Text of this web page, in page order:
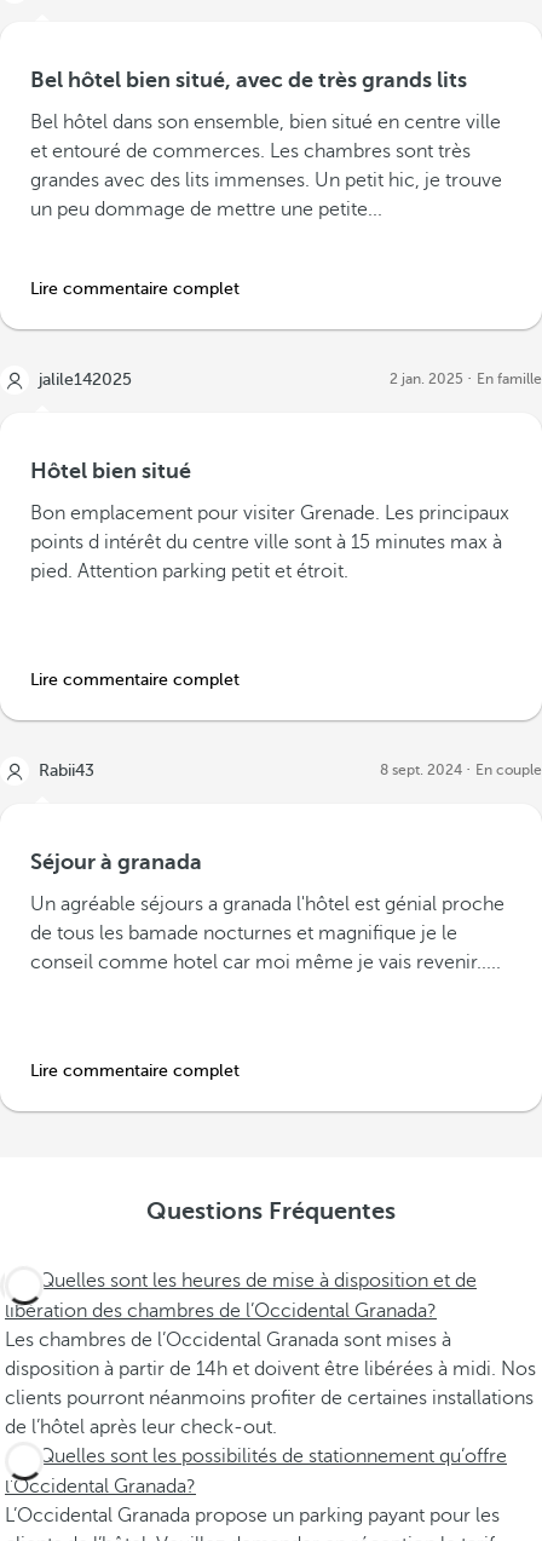
Bel hôtel bien situé, avec de très grands lits
Bel hôtel dans son ensemble, bien situé en centre ville
et entouré de commerces. Les chambres sont très
grandes avec des lits immenses. Un petit hic, je trouve
un peu dommage de mettre une petite...
Lire commentaire complet
jalile142025 2 jan. 2025 En famille
Hôtel bien situé
Bon emplacement pour visiter Grenade. Les principaux
points d intérêt du centre ville sont à 15 minutes max à
pied. Attention parking petit et étroit.
Lire commentaire complet
Rabii43 8 sept. 2024 En couple
Séjour à granada
Un agréable séjours a granada l'hôtel est génial proche
de tous les bamade nocturnes et magnifique je le
conseil comme hotel car moi même je vais revenir.....
Lire commentaire complet
Questions Fréquentes
Quelles sont les heures de mise à disposition et de
libération des chambres de l’Occidental Granada?
Les chambres de l’Occidental Granada sont mises à
disposition à partir de 14h et doivent être libérées à midi. Nos
clients pourront néanmoins profiter de certaines installations
de l’hôtel après leur check-out.
Quelles sont les possibilités de stationnement qu’offre
l’Occidental Granada?
L’Occidental Granada propose un parking payant pour les